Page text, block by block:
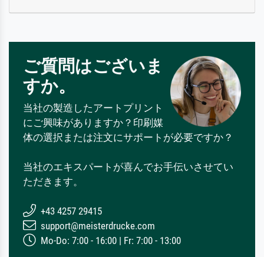
ご質問はございま
すか。
当社の製造したアートプリント
にご興味がありますか？印刷媒
体の選択または注文にサポートが必要ですか？
当社のエキスパートが喜んでお手伝いさせてい
ただきます。
+43 4257 29415
support@meisterdrucke.com
Mo-Do: 7:00 - 16:00 | Fr: 7:00 - 13:00